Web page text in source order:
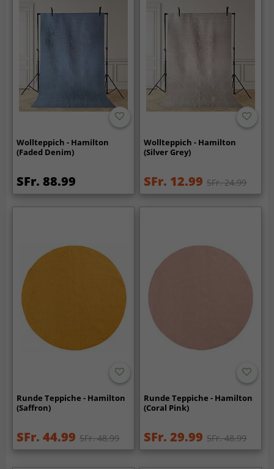
Wollteppich - Hamilton
(Faded Denim)
SFr. 88.99
Wollteppich - Hamilton
(Silver Grey)
SFr. 12.99 SFr. 24.99
Runde Teppiche - Hamilton
(Saffron)
SFr. 44.99 SFr. 48.99
Runde Teppiche - Hamilton
(Coral Pink)
SFr. 29.99 SFr. 48.99